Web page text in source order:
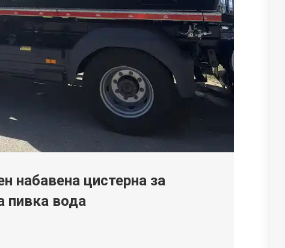
набавена цистерна за
пивка вода